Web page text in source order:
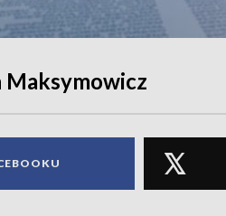
Maksymowicz